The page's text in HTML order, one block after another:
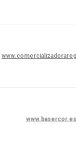
www.basercor.es